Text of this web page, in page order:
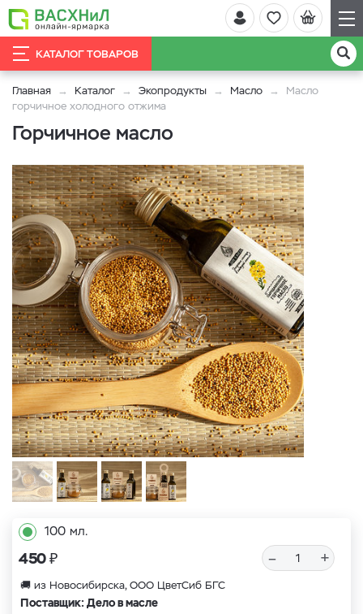
КАТАЛОГ ТОВАРОВ
Главная Каталог Экопродукты Масло
Масло
горчичное холодного отжима
Горчичное масло
100 мл.
450₽ – +
🚚 из Новосибирска, ООО ЦветСиб БГС
Поставщик: Дело в масле